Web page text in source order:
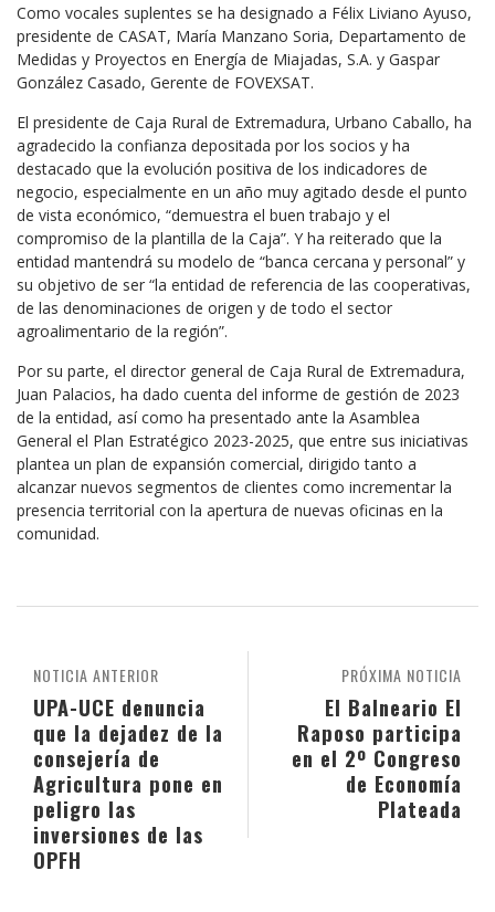
Como vocales suplentes se ha designado a Félix Liviano Ayuso,
presidente de CASAT, María Manzano Soria, Departamento de
Medidas y Proyectos en Energía de Miajadas, S.A. y Gaspar
González Casado, Gerente de FOVEXSAT.
El presidente de Caja Rural de Extremadura, Urbano Caballo, ha
agradecido la confianza depositada por los socios y ha
destacado que la evolución positiva de los indicadores de
negocio, especialmente en un año muy agitado desde el punto
de vista económico, “demuestra el buen trabajo y el
compromiso de la plantilla de la Caja”. Y ha reiterado que la
entidad mantendrá su modelo de “banca cercana y personal” y
su objetivo de ser “la entidad de referencia de las cooperativas,
de las denominaciones de origen y de todo el sector
agroalimentario de la región”.
Por su parte, el director general de Caja Rural de Extremadura,
Juan Palacios, ha dado cuenta del informe de gestión de 2023
de la entidad, así como ha presentado ante la Asamblea
General el Plan Estratégico 2023-2025, que entre sus iniciativas
plantea un plan de expansión comercial, dirigido tanto a
alcanzar nuevos segmentos de clientes como incrementar la
presencia territorial con la apertura de nuevas oficinas en la
comunidad.
PRÓXIMA NOTICIA
El Balneario El
Raposo participa
en el 2º Congreso
de Economía
Plateada
NOTICIA ANTERIOR
UPA-UCE denuncia
que la dejadez de la
consejería de
Agricultura pone en
peligro las
inversiones de las
OPFH